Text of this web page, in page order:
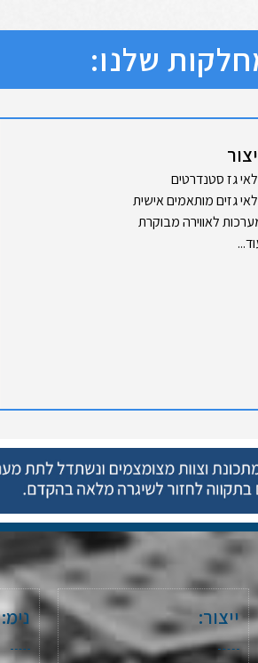
שלנו:
גז סטנדרטים
גזים מותאמים אישית
לאווירה מבוקרת
ייצור: נימ: